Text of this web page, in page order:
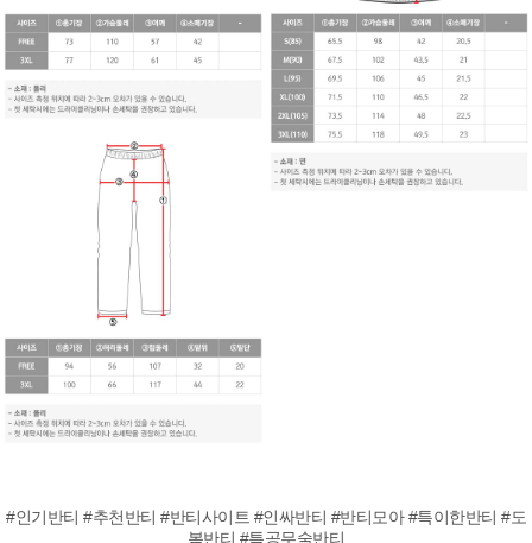
#인기반티 #추천반티 #반티사이트 #인싸반티 #반티모아 #특이한반티 #도
복반티 #특공무술반티